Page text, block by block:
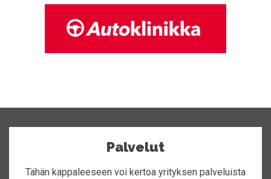
Palvelut
Tähän kappaleeseen voi kertoa yrityksen palveluista